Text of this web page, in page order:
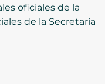
oficiales de la
de la Secretaría